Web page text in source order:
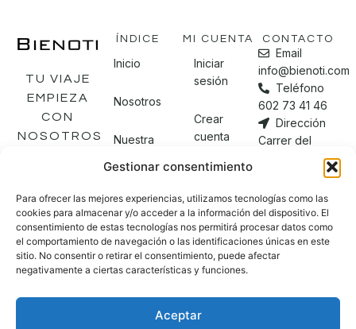
Gestionar consentimiento
Para ofrecer las mejores experiencias, utilizamos tecnologías como las
cookies para almacenar y/o acceder a la información del dispositivo. El
consentimiento de estas tecnologías nos permitirá procesar datos como
el comportamiento de navegación o las identificaciones únicas en este
sitio. No consentir o retirar el consentimiento, puede afectar
negativamente a ciertas características y funciones.
Aceptar
TU VIAJE
EMPIEZA
CON
NOSOTROS
ÍNDICE
Inicio
Nosotros
Nuestra
Blog
Contacto
MI CUENTA
Iniciar
sesión
Crear
cuenta
Mi
cuenta
Checkout
CONTACTO
Email
info@bienoti.com
Teléfono
602 73 41 46
Dirección
Carrer del
Comte Borrell,
L'Eixample,
08015
Barcelona